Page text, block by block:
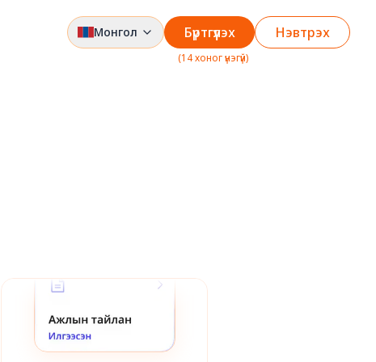
Монгол Бүртгүүлэх
(14 хоног үнэгүй)
Нэвтрэх